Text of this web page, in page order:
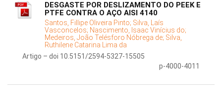
DESGASTE POR DESLIZAMENTO DO PEEK E
PTFE CONTRA O AÇO AISI 4140
Santos, Fillipe Oliveira Pinto; Silva, Laís
Vasconcelos; Nascimento, Isaac Vinícius do;
Medeiros, João Telésforo Nóbrega de; Silva,
Ruthilene Catarina Lima da
Artigo – doi 10.5151/2594-5327-15505
p-4000-4011